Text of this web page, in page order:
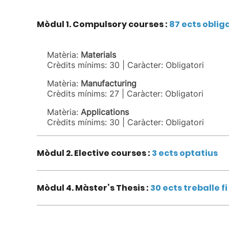
Mòdul 1. Compulsory courses : 87 ects
Matèria: Materials
Crèdits mínims: 30 | Caràcter: Obligatori
Matèria: Manufacturing
Crèdits mínims: 27 | Caràcter: Obligatori
Matèria: Applications
Crèdits mínims: 30 | Caràcter: Obligatori
Mòdul 2. Elective courses : 3 ects optatius
Mòdul 4. Màster’s Thesis : 30 ects treballe